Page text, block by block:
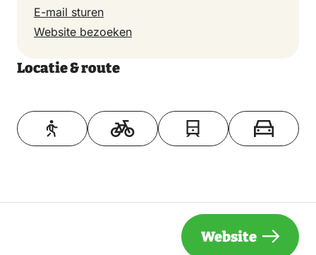
E-mail sturen
Website bezoeken
Locatie & route
Toon op kaart
Website